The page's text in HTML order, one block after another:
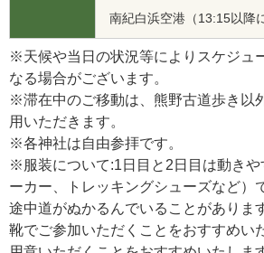
南紀白浜空港（13:15以
※天候や当日の状況等によりスケジュ
なる場合がございます。
※滞在中のご移動は、熊野古道歩き以
用いただきます。
※各神社は自由参拝です。
※服装について:1日目と2日目は動きや
ーカー、トレッキングシューズなど）
途中道がぬかるんでいることがありま
靴でご参加いただくことをおすすめい